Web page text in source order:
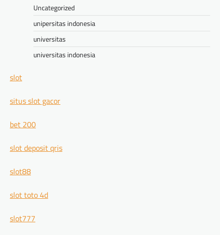
Uncategorized
unipersitas indonesia
universitas
universitas indonesia
slot
situs slot gacor
bet 200
slot deposit qris
slot88
slot toto 4d
slot777